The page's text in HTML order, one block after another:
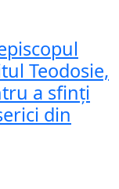
Teodosie,
a sfinţi
din